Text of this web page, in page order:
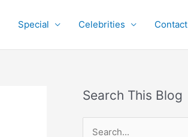
Special Celebrities Contact
Search This Blog